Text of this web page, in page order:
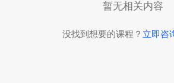
暂无相关内容
没找到想要的课程？ 立即咨